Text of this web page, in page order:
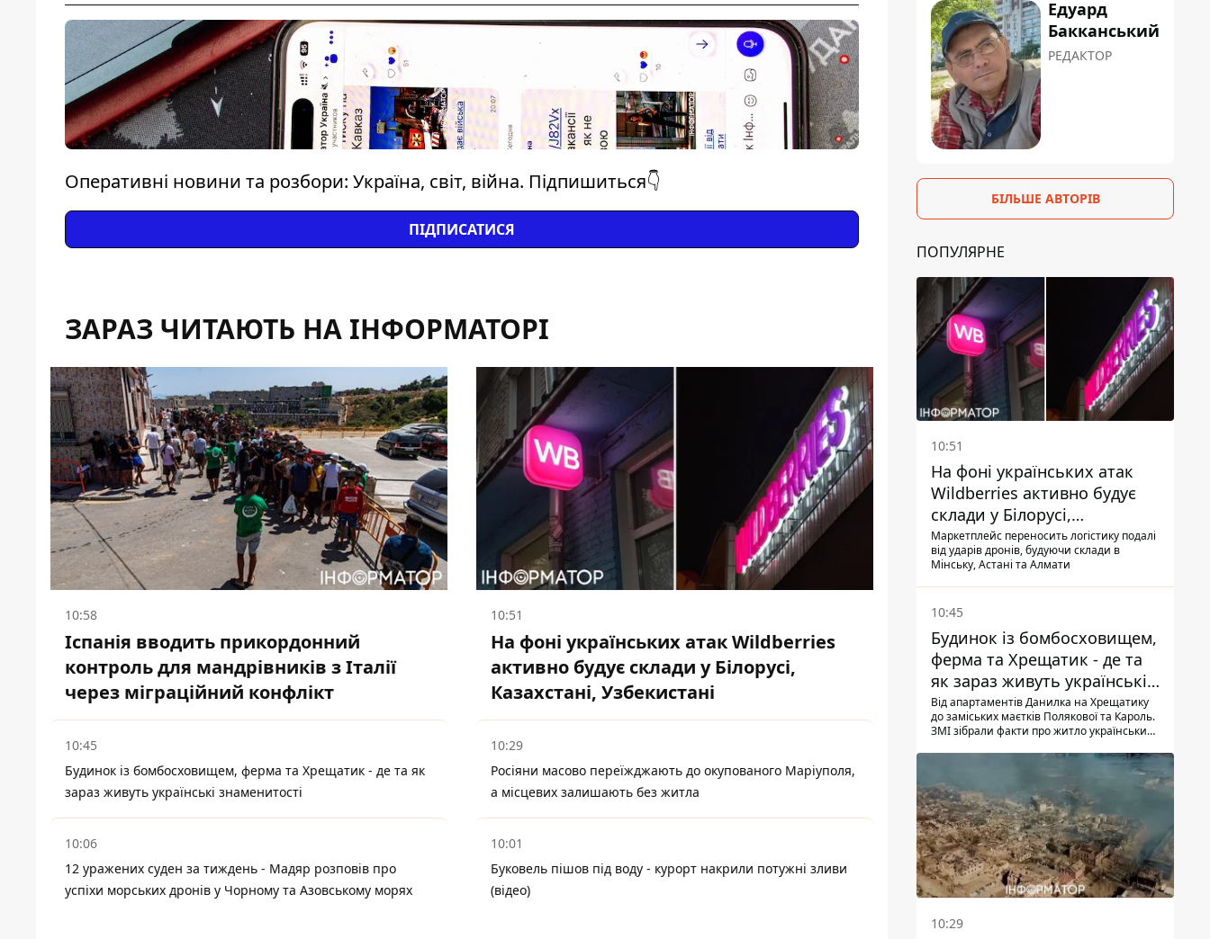
Оперативні новини та розбори: Україна, світ, війна. Підпишиться👇
ПІДПИСАТИСЯ
ЗАРАЗ ЧИТАЮТЬ НА ІНФОРМАТОРІ
10:58
Іспанія вводить прикордонний
контроль для мандрівників з Італії
через міграційний конфлікт
10:51
На фоні українських атак Wildberries
активно будує склади у Білорусі,
Казахстані, Узбекистані
10:45
Будинок із бомбосховищем, ферма та Хрещатик - де та як
зараз живуть українські знаменитості
10:29
Росіяни масово переїжджають до окупованого Маріуполя,
а місцевих залишають без житла
10:06
12 уражених суден за тиждень - Мадяр розповів про
успіхи морських дронів у Чорному та Азовському морях
10:01
Буковель пішов під воду - курорт накрили потужні зливи
(відео)
Едуард
Бакканський
РЕДАКТОР
БІЛЬШЕ АВТОРІВ
ПОПУЛЯРНЕ
10:51
На фоні українських атак
Wildberries активно будує
склади у Білорусі,
Казахстані, Узбекистані
Маркетплейс переносить логістику подалі
від ударів дронів, будуючи склади в
Мінську, Астані та Алмати
10:45
Будинок із бомбосховищем,
ферма та Хрещатик - де та
як зараз живуть українські
знаменитості
Від апартаментів Данилка на Хрещатику
до заміських маєтків Полякової та Кароль.
ЗМІ зібрали факти про житло українських
10:29